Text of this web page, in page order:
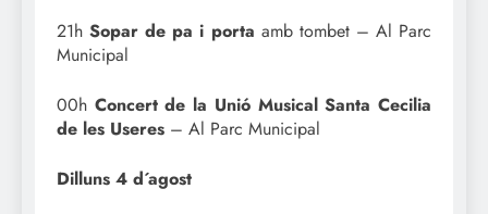
21hSopar de pa i porta amb tombet – Al Parc
Municipal
00h Concert de la Unió Musical Santa Cecilia
de les Useres – Al Parc Municipal
Dilluns 4 d´agost